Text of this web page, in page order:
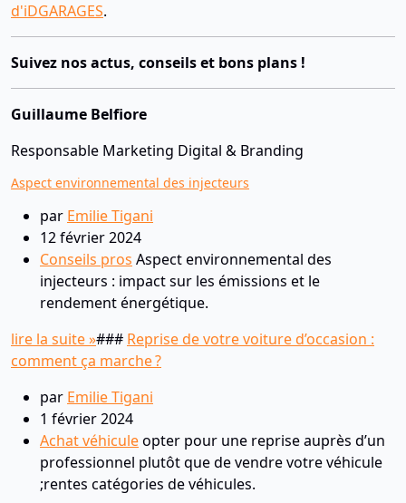
d'iDGARAGES.
Suivez nos actus, conseils et bons plans !
Guillaume Belfiore
Responsable Marketing Digital & Branding
Aspect environnemental des injecteurs
par Emilie Tigani
12 février 2024
Conseils pros Aspect environnemental des
injecteurs : impact sur les émissions et le
rendement énergétique.
lire la suite »### Reprise de votre voiture d’occasion :
comment ça marche ?
par Emilie Tigani
1 février 2024
Achat véhiculeopter pour une reprise auprès d’un
professionnel plutôt que de vendre votre véhicule
;rentes catégories de véhicules.